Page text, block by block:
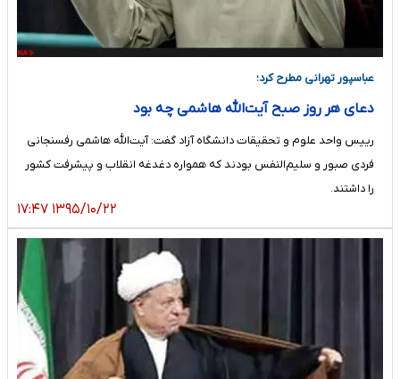
عباسپور تهرانی مطرح کرد؛
دعای هر روز صبح آیت‌الله هاشمی چه بود
رییس واحد علوم و تحقیقات دانشگاه آزاد گفت: آیت‌الله هاشمی رفسنجانی
فردی صبور و سلیم‌النفس بودند که همواره دغدغه انقلاب و پیشرفت کشور
را داشتند.
۱۳۹۵/۱۰/۲۲ ۱۷:۴۷